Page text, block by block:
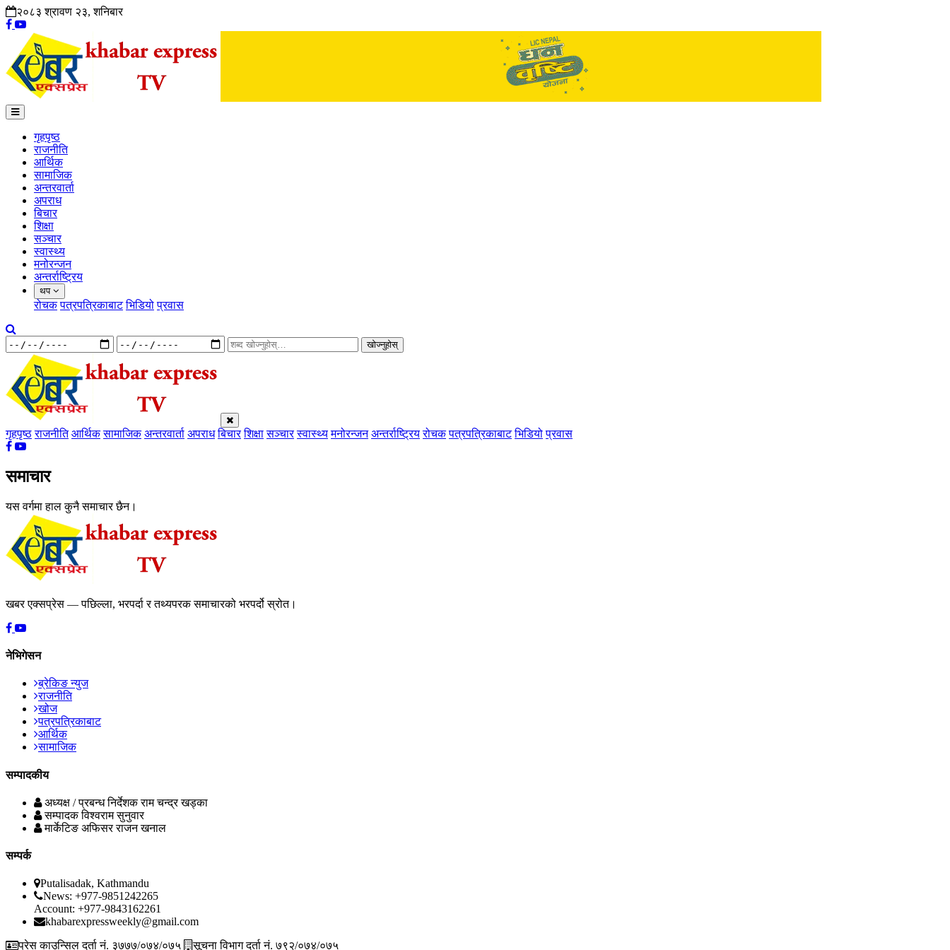
२०८३ श्रावण २३, शनिबार
गृहपृष्ठ
राजनीति
आर्थिक
सामाजिक
अन्तरवार्ता
अपराध
बिचार
शिक्षा
सञ्चार
स्वास्थ्य
मनोरन्जन
अन्तर्राष्ट्रिय
थप
रोचक पत्रपत्रिकाबाट भिडियो प्रवास
खोज्नुहोस्
गृहपृष्ठ राजनीति आर्थिक सामाजिक अन्तरवार्ता अपराध बिचार शिक्षा सञ्चार स्वास्थ्य मनोरन्जन अन्तर्राष्ट्रिय रोचक पत्रपत्रिकाबाट भिडियो प्रवास
समाचार
यस वर्गमा हाल कुनै समाचार छैन।
खबर एक्सप्रेस — पछिल्ला, भरपर्दा र तथ्यपरक समाचारको भरपर्दो स्रोत।
नेभिगेसन
ब्रेकिङ न्युज
राजनीति
खोज
पत्रपत्रिकाबाट
आर्थिक
सामाजिक
सम्पादकीय
अध्यक्ष / प्रबन्ध निर्देशक राम चन्द्र खड्का
सम्पादक विश्वराम सुनुवार
मार्केटिङ अफिसर राजन खनाल
सम्पर्क
Putalisadak, Kathmandu
News: +977-9851242265
Account: +977-9843162261
khabarexpressweekly@gmail.com
प्रेस काउन्सिल दर्ता नं. ३७७७/०७४/०७५
सूचना विभाग दर्ता नं. ७९२/०७४/०७५